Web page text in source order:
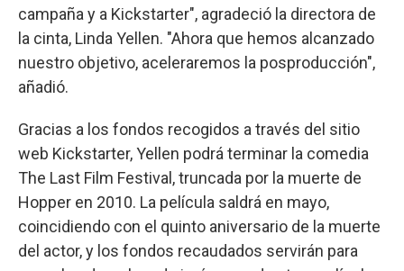
campaña y a Kickstarter", agradeció la directora de
la cinta, Linda Yellen. "Ahora que hemos alcanzado
nuestro objetivo, aceleraremos la posproducción",
añadió.
Gracias a los fondos recogidos a través del sitio
web Kickstarter, Yellen podrá terminar la comedia
The Last Film Festival, truncada por la muerte de
Hopper en 2010. La película saldrá en mayo,
coincidiendo con el quinto aniversario de la muerte
del actor, y los fondos recaudados servirán para